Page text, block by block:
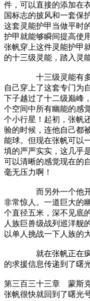
件，可以直接的添加在
国标志的披风和一套保
这套灵能护甲当做平时
护甲就能够瞬间提高使
张帆穿上这件灵能护甲
的十三级灵能，踏入灵
十三级灵能有多强
自己穿上了这套专门为
下子越过了十二级巅峰
个空间中所有幽能的感
个小行星！起初，张帆
验的时候，连他自己都
能球。但现在张帆可以
填的严严实实，这几乎
可以清晰的感觉现在的
毫无压力啊！
而另外一个他开发
非常惊人。一道巨大的
个直径五米，深不见底
人族巨兽级战列巡洋舰
以单人挑战一下人族的
就在张帆正在疯狂
的求援信息传递到了曙
第三百三十三章 蒙斯
张帆很快就回到了曙光